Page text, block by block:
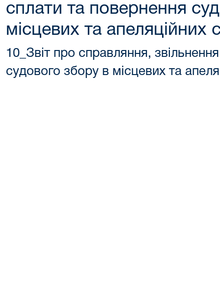
сплати та повернення
місцевих та апеляційних
10_Звіт про справляння,
судового збору в місцевих та